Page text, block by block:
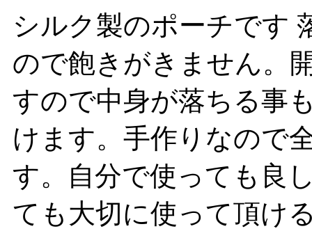
シルク製のポーチです
ので飽きがきません。
すので中身が落ちる事
けます。手作りなので
す。自分で使っても良
ても大切に使って頂け